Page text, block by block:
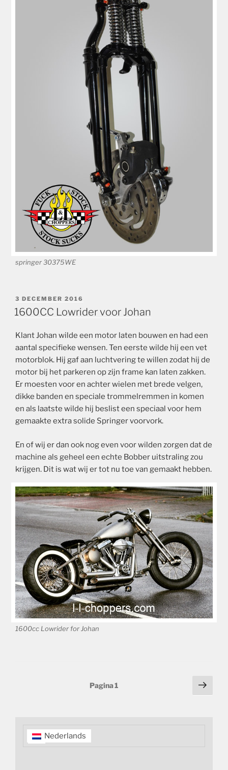
springer 30375WE
GEPLAATST
OP
3 DECEMBER 2016
1600CC Lowrider voor Johan
Klant Johan wilde een motor laten bouwen en had een
aantal specifieke wensen. Ten eerste wilde hij een vet
motorblok. Hij gaf aan luchtvering te willen zodat hij de
motor bij het parkeren op zijn frame kan laten zakken.
Er moesten voor en achter wielen met brede velgen,
dikke banden en speciale trommelremmen in komen
en als laatste wilde hij beslist een speciaal voor hem
gemaakte extra solide Springer voorvork.
En of wij er dan ook nog even voor wilden zorgen dat de
machine als geheel een echte Bobber uitstraling zou
krijgen. Dit is wat wij er tot nu toe van gemaakt hebben.
1600cc Lowrider for Johan
Pagina1
Nederlands